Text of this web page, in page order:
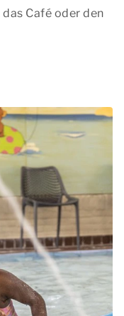
Café oder den